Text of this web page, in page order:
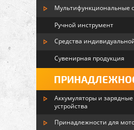
Мультифункциональные
Ручной инструмент
Средства
Сувенирная продукция
Аккумуляторы и зарядные
устройства
Принадлежности для